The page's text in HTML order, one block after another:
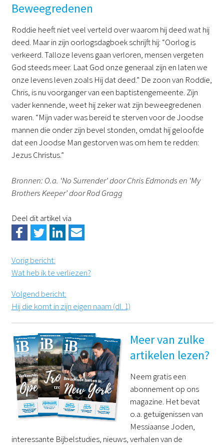
Beweegredenen
Roddie heeft niet veel verteld over waarom hij deed wat hij
deed. Maar in zijn oorlogsdagboek schrijft hij: “Oorlog is
verkeerd. Talloze levens gaan verloren, mensen vergeten
God steeds meer. Laat God onze generaal zijn en laten we
onze levens leven zoals Hij dat deed.” De zoon van Roddie,
Chris, is nu voorganger van een baptistengemeente. Zijn
vader kennende, weet hij zeker wat zijn beweegredenen
waren. “Mijn vader was bereid te sterven voor de Joodse
mannen die onder zijn bevel stonden, omdat hij geloofde
dat een Joodse Man gestorven was om hem te redden:
Jezus Christus.”
Bronnen: O.a. ‘No Surrender’ door Chris Edmonds en ‘My
Brothers Keeper’ door Rod Gragg
Deel dit artikel via
Vorig bericht:
Wat heb ik te verliezen?
Volgend bericht:
Hij die komt in zijn eigen naam (dl. 1)
Meer van zulke
artikelen lezen?
Neem gratis een
abonnement op ons
magazine. Het bevat
o.a. getuigenissen van
Messiaanse Joden,
interessante Bijbelstudies, nieuws, verhalen van de